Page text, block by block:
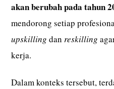
akan berubah pada tahun
mendorong setiap
upskilling danreskilling
kerja.
Dalam konteks tersebut,